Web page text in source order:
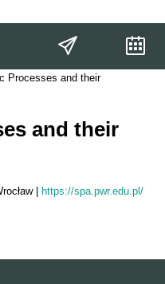
Processes and their
and their
https://spa.pwr.edu.pl/